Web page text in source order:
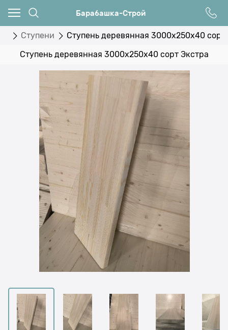
Барабашка-Строй
Ступени Ступень деревянная 3000x250x40 сорт
Ступень деревянная 3000x250x40 сорт Экстра